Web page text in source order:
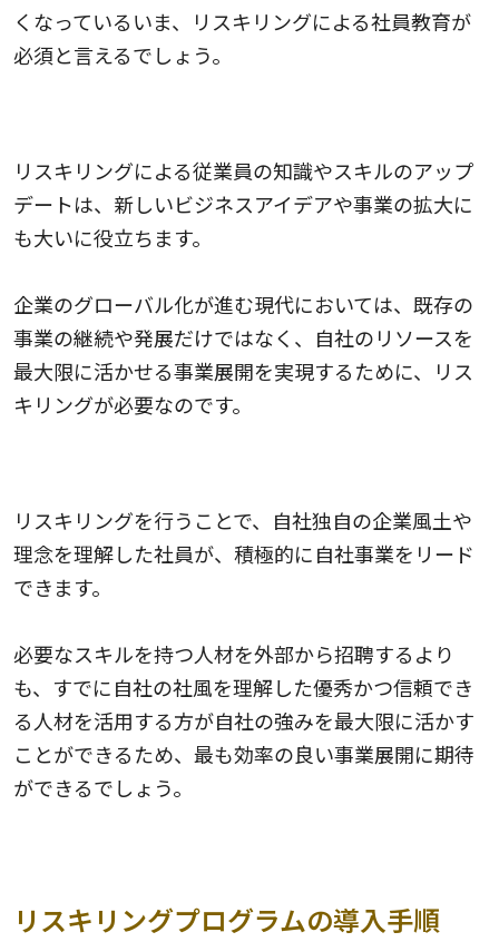
くなっているいま、リスキリングによる社員教育が
必須と言えるでしょう。
リスキリングによる従業員の知識やスキルのアップ
デートは、新しいビジネスアイデアや事業の拡大に
も大いに役立ちます。
企業のグローバル化が進む現代においては、既存の
事業の継続や発展だけではなく、自社のリソースを
最大限に活かせる事業展開を実現するために、リス
キリングが必要なのです。
リスキリングを行うことで、自社独自の企業風土や
理念を理解した社員が、積極的に自社事業をリード
できます。
必要なスキルを持つ人材を外部から招聘するより
も、すでに自社の社風を理解した優秀かつ信頼でき
る人材を活用する方が自社の強みを最大限に活かす
ことができるため、最も効率の良い事業展開に期待
ができるでしょう。
リスキリングプログラムの導入手順